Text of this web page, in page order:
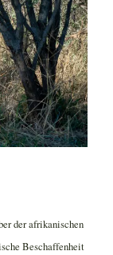
der afrikanischen
Beschaffenheit